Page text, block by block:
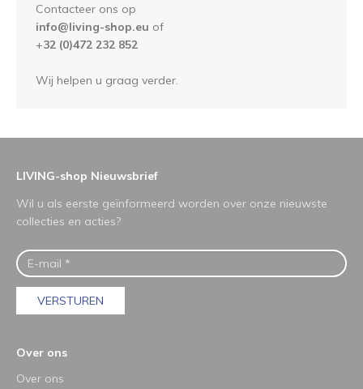
Contacteer ons op
info@living-shop.eu of
+32 (0)472 232 852
Wij helpen u graag verder.
LIVING-shop Nieuwsbrief
Wil u als eerste geïnformeerd worden over onze nieuwste
collecties en acties?
VERSTUREN
Over ons
Over ons